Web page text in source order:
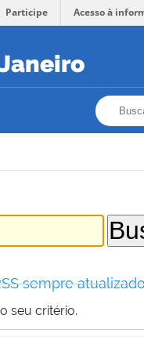
Participe Acesso à
sempre
seu critério.